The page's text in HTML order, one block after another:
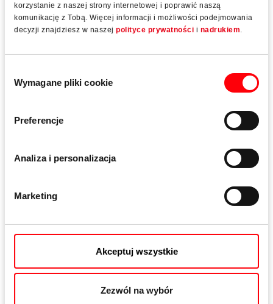
korzystanie z naszej strony internetowej i poprawić naszą
komunikację z Tobą. Więcej informacji i możliwości podejmowania
decyzji znajdziesz w naszej polityce prywatności i nadrukiem
zgody
Wymagane pliki cookie
Preferencje
Analiza i personalizacja
Marketing
Akceptuj wszystkie
Zezwól na wybór
Roto Patio Alversa